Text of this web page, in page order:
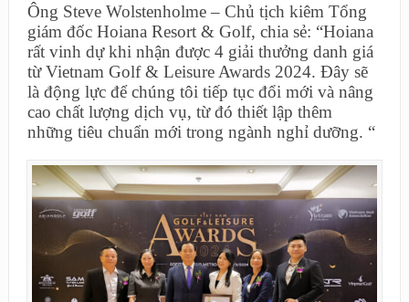
Ông Steve Wolstenholme – Chủ tịch kiêm Tổng
giám đốc Hoiana Resort & Golf, chia sẻ: “Hoiana
rất vinh dự khi nhận được 4 giải thưởng danh giá
từ Vietnam Golf & Leisure Awards 2024. Đây sẽ
là động lực để chúng tôi tiếp tục đổi mới và nâng
cao chất lượng dịch vụ, từ đó thiết lập thêm
những tiêu chuẩn mới trong ngành nghỉ dưỡng. “